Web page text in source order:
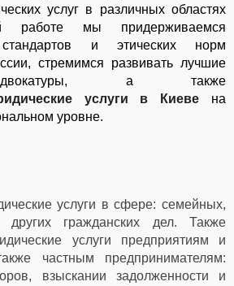
услуг в различных областях
мы придерживаемся
и этических норм
стремимся развивать лучшие
а также
услуги в Киеве на
уровне.
услуги в сфере: семейных,
других гражданских дел. Также
услуги предприятиям и
частным предпринимателям:
взыскании задолженности и